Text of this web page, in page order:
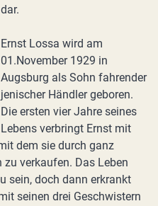
dar.
Ernst Lossa wird am
01.November 1929 in
Augsburg als Sohn fahrender
jenischer Händler geboren.
Die ersten vier Jahre seines
Lebens verbringt Ernst mit
dem sie durch ganz
zu verkaufen. Das Leben
sein, doch dann erkrankt
seinen drei Geschwistern